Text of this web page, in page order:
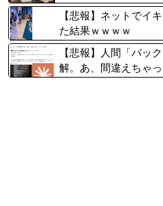
【悲報】ネットでイ
た結果ｗｗｗｗ
【悲報】人間「バッ
解。あ、間違えちゃ